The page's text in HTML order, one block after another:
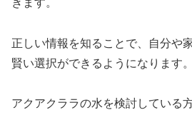
正しい情報を知ることで、自分や
賢い選択ができるようになります。
アクアクララの水を検討している